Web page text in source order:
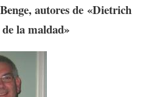
autores de «Dietrich
la maldad»